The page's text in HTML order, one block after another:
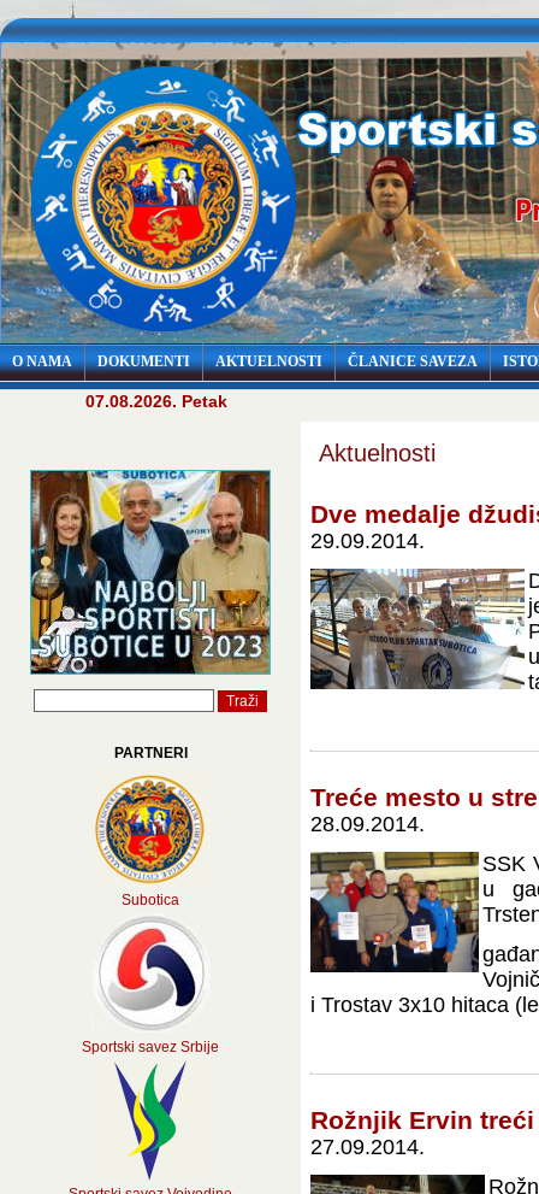
O NAMA DOKUMENTI AKTUELNOSTI ČLANICE SAVEZA
07.08.2026. Petak
PARTNERI
Subotica
Sportski savez Srbije
Aktuelnosti
Dve medalje
29.09.2014.
Treće mesto u
28.09.2014.
SSK
u
i Trostav 3x10 hitaca
Rožnjik Ervin
27.09.2014.